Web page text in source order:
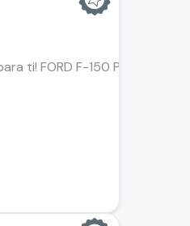
ti! FORD F-150 Platinum